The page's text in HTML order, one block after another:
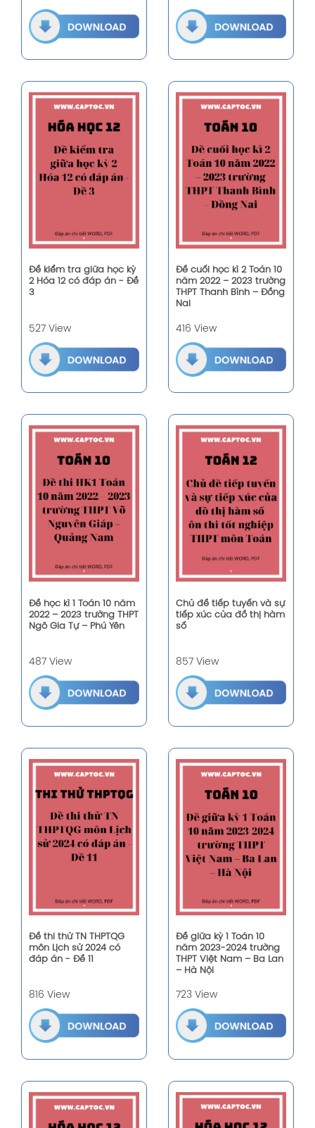
Đề kiểm tra giữa học kỳ
2 Hóa 12 có đáp án - Đề
3
527 View
Đề cuối học kì 2 Toán 10
năm 2022 – 2023 trường
THPT Thanh Bình – Đồng
Nai
416 View
Đề học kì 1 Toán 10 năm
2022 – 2023 trường THPT
Ngô Gia Tự – Phú Yên
487 View
Chủ đề tiếp tuyến và sự
tiếp xúc của đồ thị hàm
số
857 View
Đề thi thử TN THPTQG
môn Lịch sử 2024 có
đáp án - Đề 11
816 View
Đề giữa kỳ 1 Toán 10
năm 2023-2024 trường
THPT Việt Nam – Ba Lan
– Hà Nội
723 View